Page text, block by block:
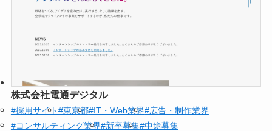
株式会社電通デジタル
#採用サイト#東京都#IT・Web業界#広告・制作業界
#コンサルティング業界#新卒募集#中途募集